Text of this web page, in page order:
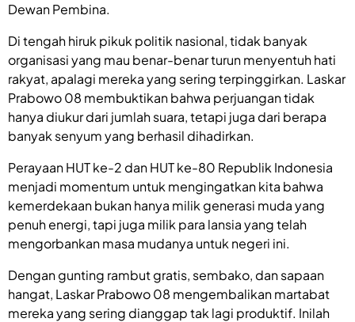
Dewan Pembina.
Di tengah hiruk pikuk politik nasional, tidak banyak
organisasi yang mau benar-benar turun menyentuh hati
rakyat, apalagi mereka yang sering terpinggirkan. Laskar
Prabowo 08 membuktikan bahwa perjuangan tidak
hanya diukur dari jumlah suara, tetapi juga dari berapa
banyak senyum yang berhasil dihadirkan.
Perayaan HUT ke-2 dan HUT ke-80 Republik Indonesia
menjadi momentum untuk mengingatkan kita bahwa
kemerdekaan bukan hanya milik generasi muda yang
penuh energi, tapi juga milik para lansia yang telah
mengorbankan masa mudanya untuk negeri ini.
Dengan gunting rambut gratis, sembako, dan sapaan
hangat, Laskar Prabowo 08 mengembalikan martabat
mereka yang sering dianggap tak lagi produktif. Inilah